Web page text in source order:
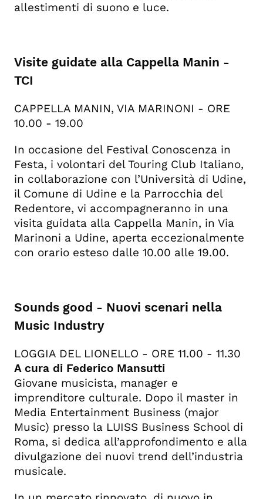
allestimenti di suono e luce.
Visite guidate alla Cappella Manin -
TCI
CAPPELLA MANIN, VIA MARINONI - ORE
10.00 - 19.00
In occasione del Festival Conoscenza in
Festa, i volontari del Touring Club Italiano,
in collaborazione con l’Università di Udine,
il Comune di Udine e la Parrocchia del
Redentore, vi accompagneranno in una
visita guidata alla Cappella Manin, in Via
Marinoni a Udine, aperta eccezionalmente
con orario esteso dalle 10.00 alle 19.00.
Sounds good - Nuovi scenari nella
Music Industry
LOGGIA DEL LIONELLO - ORE 11.00 - 11.30
A cura di Federico Mansutti
Giovane musicista, manager e
imprenditore culturale. Dopo il master in
Media Entertainment Business (major
Music) presso la LUISS Business School di
Roma, si dedica all’approfondimento e alla
divulgazione dei nuovi trend dell’industria
musicale.